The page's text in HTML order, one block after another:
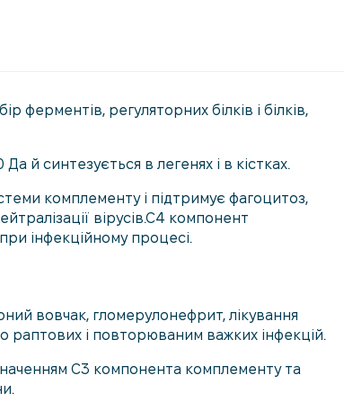
регуляторних білків і білків,
й синтезується в легенях і в кістках.
комплементу і підтримує фагоцитоз,
вірусів.С4 компонент
інфекційному процесі.
вовчак, гломерулонефрит, лікування
раптових і повторюваним важких інфекцій.
С3 компонента комплементу та